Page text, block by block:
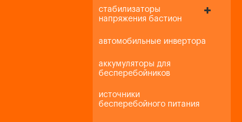
стабилизаторы
напряжения бастион
автомобильные инвертора
аккумуляторы для
бесперебойников
источники
бесперебойного питания